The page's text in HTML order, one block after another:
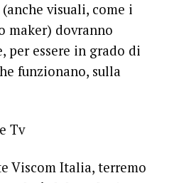
visuali, come i
maker) dovranno
per essere in grado di
funzionano, sulla
Tv
Viscom Italia, terremo